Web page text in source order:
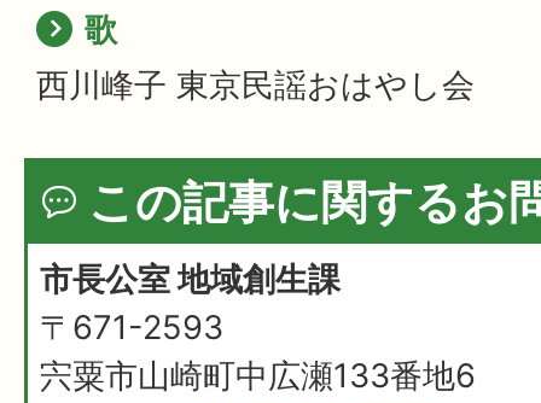
歌
西川峰子 東京民謡おはやし会
この記事に関するお
市長公室 地域創生課
〒671-2593
宍粟市山崎町中広瀬133番地6